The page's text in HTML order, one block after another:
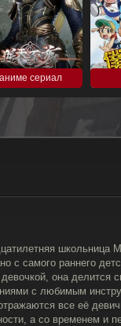
аниме сериал
школьница
с самого раннего
она делится
с любимым
все её
а со временем и